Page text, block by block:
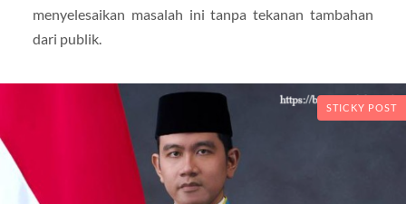
menyelesaikan masalah ini tanpa tekanan tambahan
dari publik.
STICKY POST